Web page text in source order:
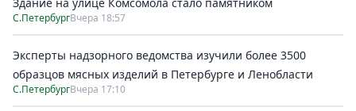
С.ПетербургВчера 18:57
Эксперты надзорного ведомства изучили более 3500
образцов мясных изделий в Петербурге и Ленобласти
С.ПетербургВчера 17:10